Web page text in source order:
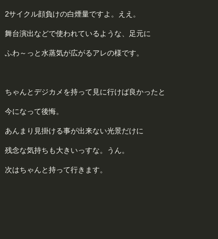
2サイクル顔負けの白煙量ですよ。ええ。
舞台演出などで使われているような、足元に
ふわ～っと水蒸気が広がるアレの様です。
ちゃんとデジカメを持って見に行けば良かったと
今になって後悔。
あんまり見掛ける事が出来ない光景だけに
残念な気持ちも大きいっすな。うん。
次はちゃんと持って行きます。